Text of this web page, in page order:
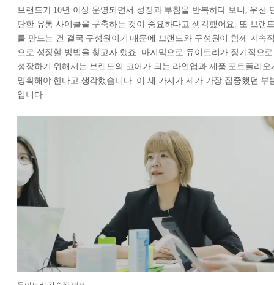
브랜드가 10년 이상 운영되면서 성장과 부침을 반복하다 보니, 우선
단한 유통 사이클을 구축하는 것이 중요하다고 생각했어요. 또 브랜
를 만드는 건 결국 구성원이기 때문에 브랜드와 구성원이 함께 지속
으로 성장할 방법을 찾고자 했죠. 마지막으로 듀이트리가 장기적으로
성장하기 위해서는 브랜드의 코어가 되는 라인업과 제품 포트폴리오
명확해야 한다고 생각했습니다. 이 세 가지가 제가 가장 집중했던 부
입니다.